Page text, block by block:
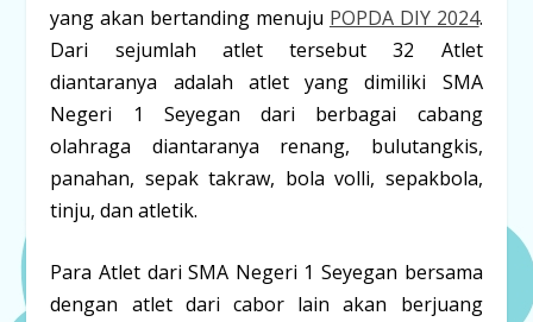
yang akan bertanding menuju POPDA DIY 2024.
Dari sejumlah atlet tersebut 32 Atlet
diantaranya adalah atlet yang dimiliki SMA
Negeri 1 Seyegan dari berbagai cabang
olahraga diantaranya renang, bulutangkis,
panahan, sepak takraw, bola volli, sepakbola,
tinju, dan atletik.
Para Atlet dari SMA Negeri 1 Seyegan bersama
dengan atlet dari cabor lain akan berjuang